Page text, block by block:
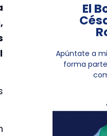
El
Apúntate a
forma